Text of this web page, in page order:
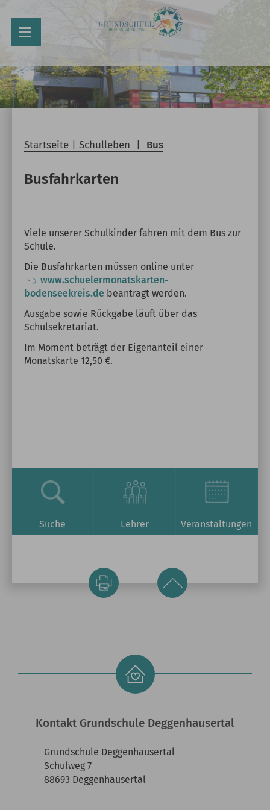
Startseite Schulleben Bus
Busfahrkarten
Viele unserer Schulkinder fahren mit dem Bus zur
Schule.
Die Busfahrkarten müssen online unter
www.schuelermonatskarten-
bodenseekreis.de beantragt werden.
Ausgabe sowie Rückgabe läuft über das
Schulsekretariat.
Im Moment beträgt der Eigenanteil einer
Monatskarte 12,50 €.
Suche Lehrer Veranstaltungen
Kontakt Grundschule Deggenhausertal
Grundschule Deggenhausertal
Schulweg 7
88693 Deggenhausertal